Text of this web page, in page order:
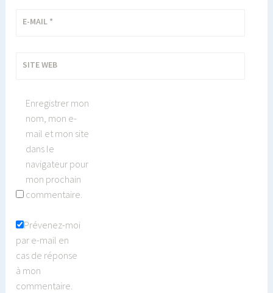
E-MAIL *
SITE WEB
Enregistrer mon
nom, mon e-
mail et mon site
dans le
navigateur pour
mon prochain
commentaire.
Prévenez-moi
par e-mail en
cas de réponse
à mon
commentaire.